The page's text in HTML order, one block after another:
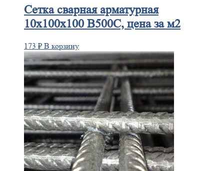
Сеткасварная арматурная
10х100х100 В500С, цена за м2
173 ₽ В корзину